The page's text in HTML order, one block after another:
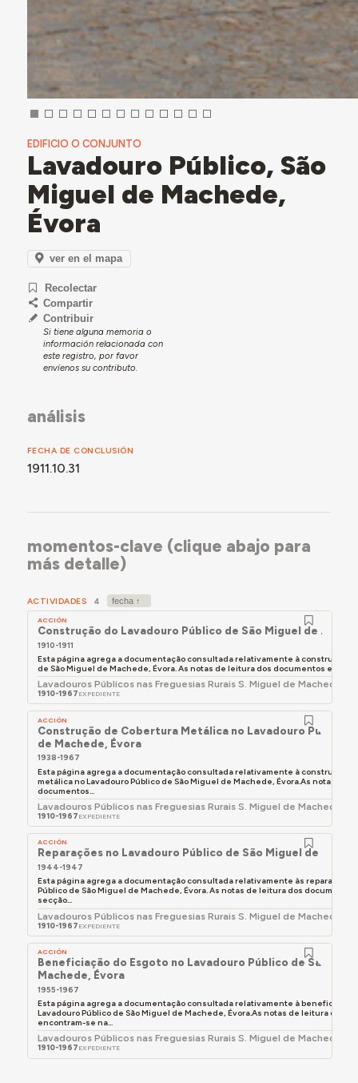
EDIFICIO O CONJUNTO
Lavadouro Público, São
Miguel de Machede,
Évora
ver en el mapa
Recolectar
Compartir
Contribuir
Si tiene alguna memoria o
información relacionada con
este registro, por favor
envíenos su contributo.
análisis
FECHA DE CONCLUSIÓN
1911.10.31
momentos-clave (clique abajo para
más detalle)
ACTIVIDADES 4
ACCIÓN
Construção do Lavadouro Público de São Miguel de
1910-1911
Esta página agrega a documentação consultada relativamente à construção
de São Miguel de Machede, Évora. As notas de leitura dos documentos
Lavadouros Públicos nas Freguesias Rurais S. Miguel de Machede,
1910-1967 EXPEDIENTE
ACCIÓN
Construção de Cobertura Metálica no Lavadouro Público
de Machede, Évora
1938-1967
Esta página agrega a documentação consultada relativamente à construção
metálica no Lavadouro Público de São Miguel de Machede, Évora.As notas de
documentos...
Lavadouros Públicos nas Freguesias Rurais S. Miguel de Machede,
1910-1967 EXPEDIENTE
ACCIÓN
Reparações no Lavadouro Público de São Miguel de
1944-1947
Esta página agrega a documentação consultada relativamente às reparações
Público de São Miguel de Machede, Évora. As notas de leitura dos
secção...
Lavadouros Públicos nas Freguesias Rurais S. Miguel de Machede,
1910-1967 EXPEDIENTE
ACCIÓN
Beneficiação do Esgoto no Lavadouro Público de São
Machede, Évora
1955-1967
Esta página agrega a documentação consultada relativamente à beneficiação
Lavadouro Público de São Miguel de Machede, Évora.As notas de leitura dos
encontram-se na...
Lavadouros Públicos nas Freguesias Rurais S. Miguel de Machede,
1910-1967 EXPEDIENTE